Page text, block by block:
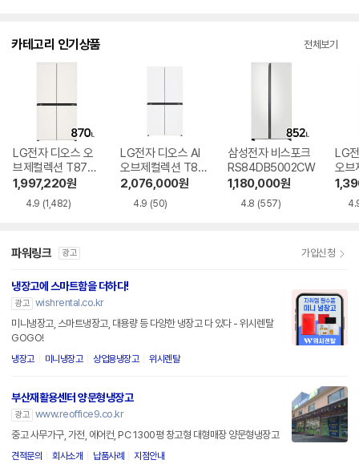
카테고리 인기상품 전체보기
LG전자 디오스 오
브제컬렉션 T873
MEE111
1,997,220원
4.9 (1,482)
LG전자 디오스 AI
오브제컬렉션 T87
6MQQ1H1
2,076,000원
4.9 (50)
삼성전자 비스포크
RS84DB5002CW
1,180,000원
4.8 (557)
LG
오브
파워링크 광고 가입신청
냉장고에 스마트함을 더하다!
광고 wishrental.co.kr
미니냉장고, 스마트냉장고, 대용량 등 다양한 냉장고 다 있다 - 위시렌탈
GOGO!
냉장고 미니냉장고 상업용냉장고 위시렌탈
부산재활용센터 양문형냉장고
광고 www.reoffice9.co.kr
중고 사무가구, 가전, 에어컨, PC 1300평 창고형 대형매장 양문형냉장고
견적문의 회사소개 납품사례 지점안내